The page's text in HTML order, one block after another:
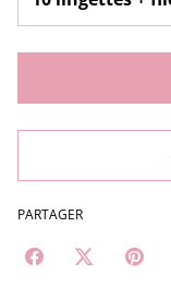
PARTAGER